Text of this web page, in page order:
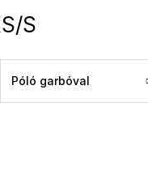
S
Póló garbóval